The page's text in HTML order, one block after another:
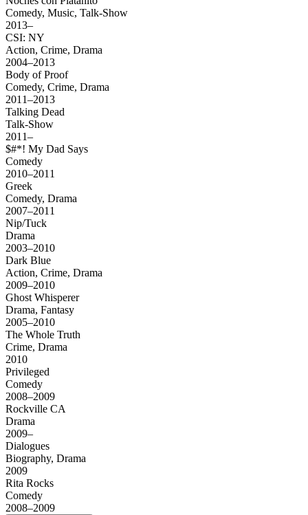
Comedy, Music, Talk-Show
2013–
CSI: NY
Action, Crime, Drama
2004–2013
Body of Proof
Comedy, Crime, Drama
2011–2013
Talking Dead
Talk-Show
2011–
$#*! My Dad Says
Comedy
2010–2011
Greek
Comedy, Drama
2007–2011
Nip/Tuck
Drama
2003–2010
Dark Blue
Action, Crime, Drama
2009–2010
Ghost Whisperer
Drama, Fantasy
2005–2010
The Whole Truth
Crime, Drama
2010
Privileged
Comedy
2008–2009
Rockville CA
Drama
2009–
Dialogues
Biography, Drama
2009
Rita Rocks
Comedy
2008–2009